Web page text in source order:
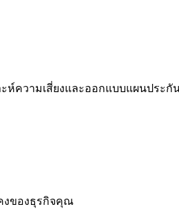
าะห์ความเสี่ยงและออกแบบแผนปร
งของธุรกิจคุณ